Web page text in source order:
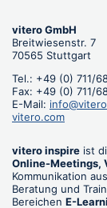
vitero GmbH
Breitwiesenstr. 7
70565 Stuttgart
Tel.: +49 (0) 711/
Fax: +49 (0) 711/
E-Mail:
vitero.com
vitero inspire ist
Online-Meetings,
Kommunikation
Beratung und
Bereichen E-